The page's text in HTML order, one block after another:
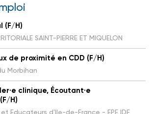
(F/H)
SAINT-PIERRE ET MIQUELON
de proximité en CDD (F/H)
Morbihan
clinique, Écoutant·e
H)
Educateurs d'Ile-de-France - EPE IDF